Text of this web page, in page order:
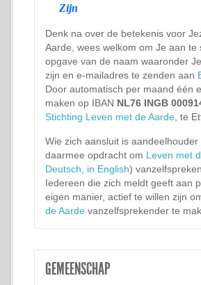
Zijn
Denk na over de betekenis voor
Aarde, wees welkom om Je aan te
opgave van de naam waaronder
zijn en e-mailadres te zenden aan
Door automatisch per maand één
maken op IBAN NL76 INGB
Stichting Leven met de Aarde, te
Wie zich aansluit is
daarmee opdracht om Leven met
Deutsch, in English)
Iedereen die zich meldt geeft aan
eigen manier, actief te willen zijn
de Aarde vanzelfsprekender te
GEMEENSCHAP